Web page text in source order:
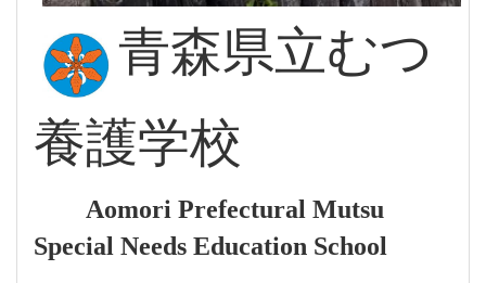
青森県立むつ
養護学校
Aomori Prefectural Mutsu
Special Needs Education School